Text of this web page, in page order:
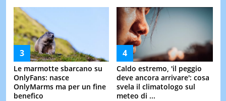
Le marmotte sbarcano su
OnlyFans: nasce
OnlyMarms ma per un fine
benefico
Caldo estremo, 'il peggio
deve ancora arrivare': cosa
svela il climatologo sul
meteo di ...